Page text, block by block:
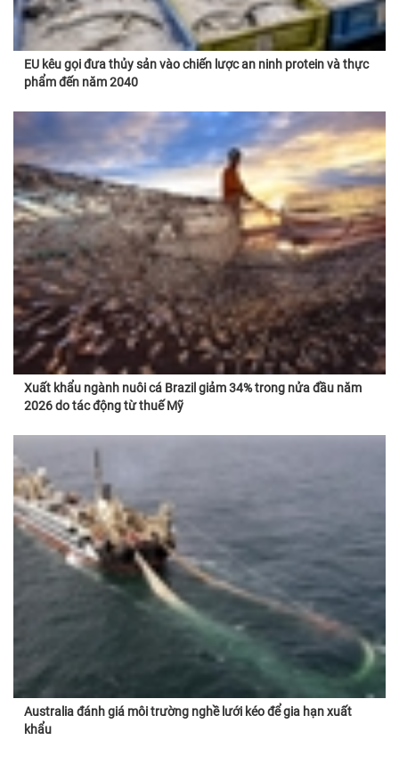
EU kêu gọi đưa thủy sản vào chiến lược an ninh protein và thực
phẩm đến năm 2040
Xuất khẩu ngành nuôi cá Brazil giảm 34% trong nửa đầu năm
2026 do tác động từ thuế Mỹ
Australia đánh giá môi trường nghề lưới kéo để gia hạn xuất
khẩu